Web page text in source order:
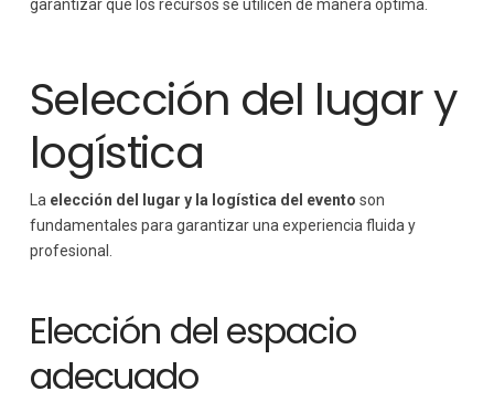
garantizar que los recursos se utilicen de manera óptima.
Selección del lugar y
logística
La elección del lugar y la logística del evento son
fundamentales para garantizar una experiencia fluida y
profesional.
Elección del espacio
adecuado